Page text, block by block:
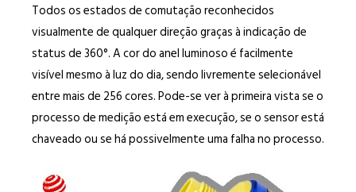
Todos os estados de comutação reconhecidos
visualmente de qualquer direção graças à indicação de
status de 360°. A cor do anel luminoso é facilmente
visível mesmo à luz do dia, sendo livremente selecionável
entre mais de 256 cores. Pode-se ver à primeira vista se o
processo de medição está em execução, se o sensor está
chaveado ou se há possivelmente uma falha no processo.